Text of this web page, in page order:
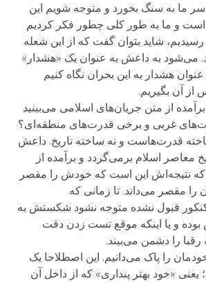
ما به سنگ بخورد و متوجه شویم این
است و ما به طور کلی چطور فکر کردیم
شاید بتوان گفت که از این شعله
می‌شود به داعش به عنوان یک «هشدار»
هشدار به این بحران نگاه کنیم
از آن بگیریم.
از متن جریان‌های اسلامی می‌بینید
غربی و برخی قدرت‌های منطقه‌ای؟
قدرت‌هاست و نه ساخته تاریخ. داعش
معاصر اسلام برمی‌گردد و برآمده از
نتیجه‌اش این است که خودش را مقصر
را مقصر می‌داند. تا زمانی که
قبول نشده متوجه نشود شکستش به
و یا اینکه موقع تست زدن دقت
را دشمن می‌بیند.
را پاک می‌دانیم. این اصطلاحا یک
یعنی «خود بهتر پنداری» که از داخل آن